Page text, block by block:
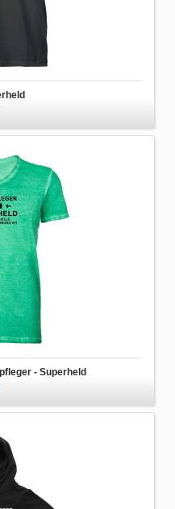
- Superheld